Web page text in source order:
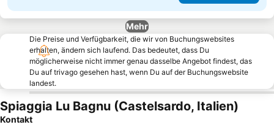
Mehr
Die Preise und Verfügbarkeit, die wir von Buchungswebsites
erhalten, ändern sich laufend. Das bedeutet, dass Du
möglicherweise nicht immer genau dasselbe Angebot findest, das
Du auf trivago gesehen hast, wenn Du auf der Buchungswebsite
landest.
Spiaggia Lu Bagnu (Castelsardo, Italien)
Kontakt